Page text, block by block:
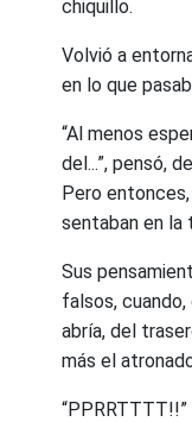
chiquillo.
Volvió a
en lo que
“Al menos
del...”, pensó,
Pero
sentaban en la
Sus
falsos,
abría, del
más el
“PPRRTTTT!!”